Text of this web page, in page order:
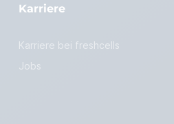
Karriere
Karriere bei freshcells
Jobs